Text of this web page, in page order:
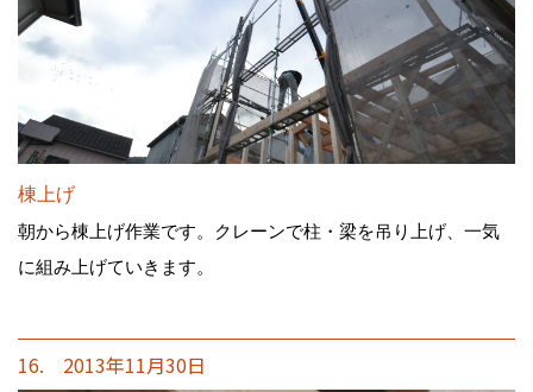
棟上げ
朝から棟上げ作業です。クレーンで柱・梁を吊り上げ、一気
に組み上げていきます。
16. 2013年11月30日